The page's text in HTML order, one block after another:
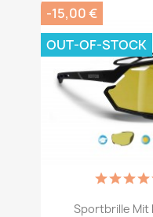

Sportbrille Mit
-15,00 €
OUT-OF-STOCK